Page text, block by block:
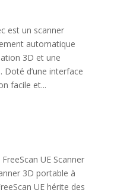
est un scanner
automatique
3D et une
d’une interface
facile et...
UE Scanner
3D portable à
UE hérite des